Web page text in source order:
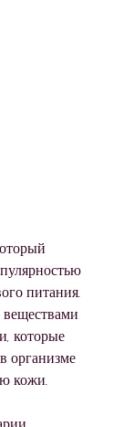
питания.
которые
организме
кожи.